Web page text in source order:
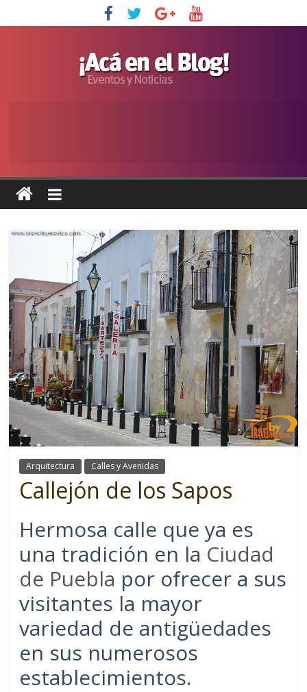
Arquitectura Calles y Avenidas
Callejón de los Sapos
Hermosa calle que ya es
una tradición en la Ciudad
de Puebla por ofrecer a sus
visitantes la mayor
variedad de antigüedades
en sus numerosos
establecimientos.